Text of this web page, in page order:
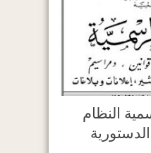
النظام